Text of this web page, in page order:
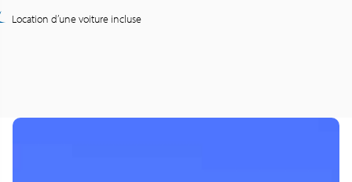
Location d’une voiture incluse